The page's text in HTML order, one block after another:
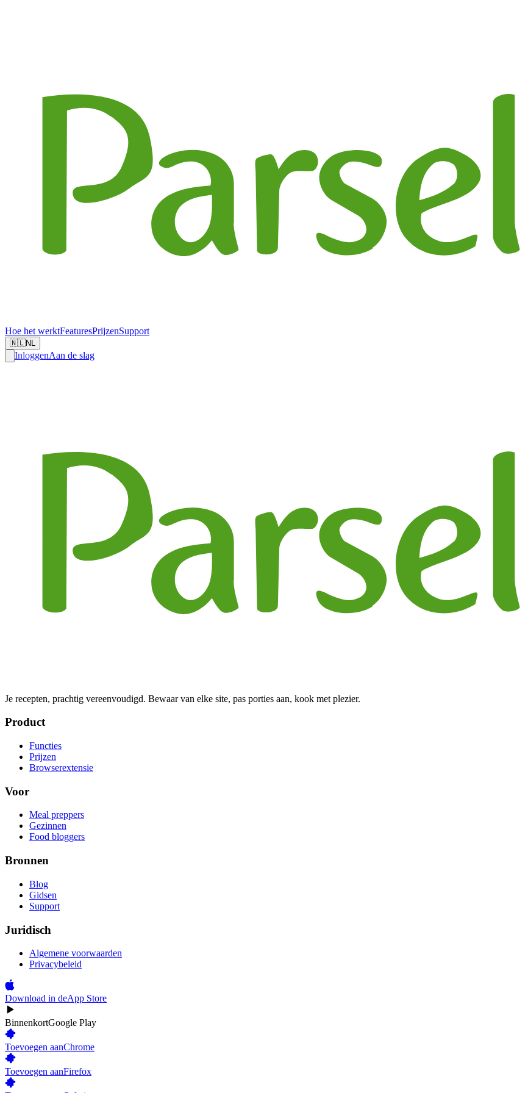
Hoe het werktFeaturesPrijzenSupport
🇳🇱NL
InloggenAan de slag
Je recepten, prachtig vereenvoudigd. Bewaar van elke site, pas porties aan, kook met plezier.
Product
Functies
Prijzen
Browserextensie
Voor
Meal preppers
Gezinnen
Food bloggers
Bronnen
Blog
Gidsen
Support
Juridisch
Algemene voorwaarden
Privacybeleid
Download in deApp Store
BinnenkortGoogle Play
Toevoegen aanChrome
Toevoegen aanFirefox